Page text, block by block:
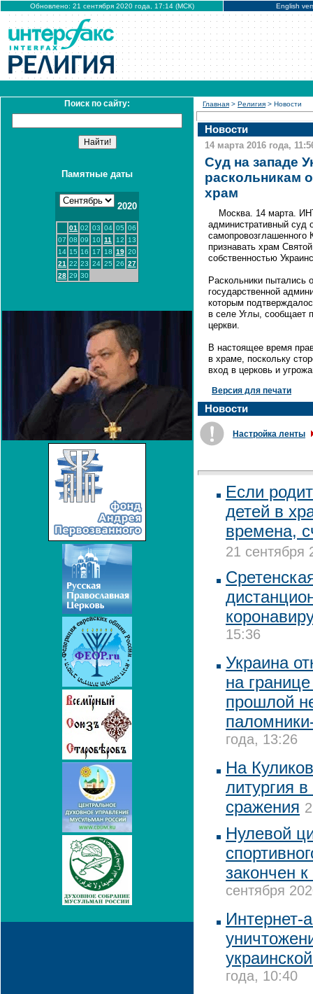
Обновлено: 21 сентября 2020 года, 17:14 (МСК) English
Поиск по сайту:
Памятные даты
2020
01 02 03 04 05 06
07 08 09 10 11 12
13
14 15 16 17 18 19 20
21 22 23 24 25 26 27
28 29 30
Главная > Религия > Новости
Новости
14 марта 2016 года,
Суд на западе
раскольникам
храм
Москва. 14 марта.
административный суд
самопровозглашенного
признавать храм
собственностью
Раскольники пытались
государственной
которым
в селе Углы, сообщает
церкви.
В настоящее время
в храме, поскольку
вход в церковь и
Версия для печати
Новости
Настройка ленты
Если
детей в
времена,
21 сентября
15:36
Украина
на
прошлой
года, 13:26
На
литургия
сражения
Нулевой
закончен
сентября
Интернет-
года, 10:40